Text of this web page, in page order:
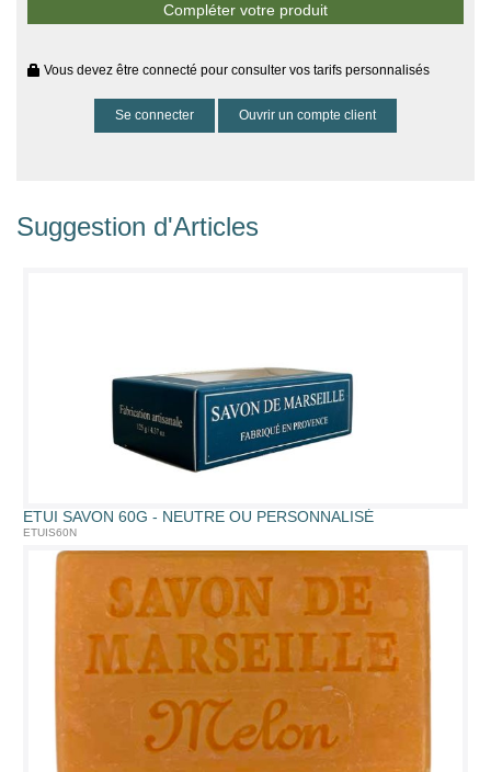
Compléter votre produit
Vous devez être connecté pour consulter vos tarifs personnalisés
Se connecter Ouvrir un compte client
Suggestion d'Articles
ETUI SAVON 60G - NEUTRE OU PERSONNALISÉ
ETUIS60N